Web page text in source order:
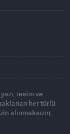
resim ve
her türlü
alınmaksızın,